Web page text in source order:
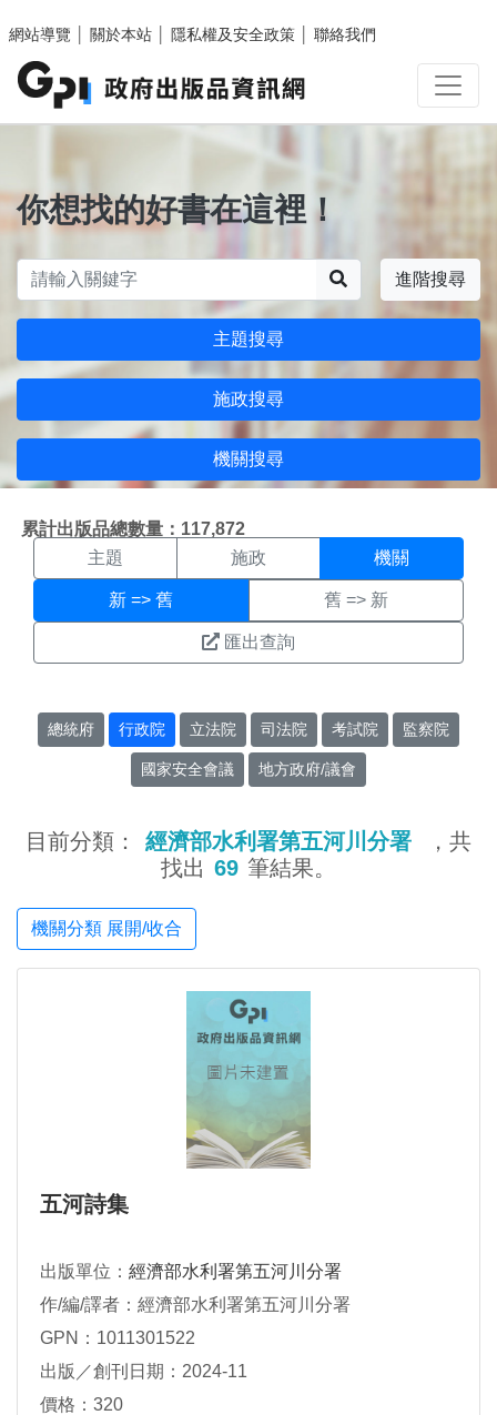
網站導覽
關於本站 隱私權及安全政策 聯絡我們
你想找的好書在這裡！
進階搜尋
主題搜尋
施政搜尋
機關搜尋
累計出版品總數量：117,872
機關搜尋結果頁面
主題 施政 機關
新 => 舊 舊 => 新
匯出查詢
總統府 行政院 立法院 司法院 考試院 監察院
國家安全會議 地方政府/議會
目前分類： 經濟部水利署第五河川分署
，共
找出 69 筆結果。
機關分類 展開/收合
五河詩集
出版單位： 經濟部水利署第五河川分署
作/編/譯者：經濟部水利署第五河川分署
GPN：1011301522
出版／創刊日期：2024-11
價格：320